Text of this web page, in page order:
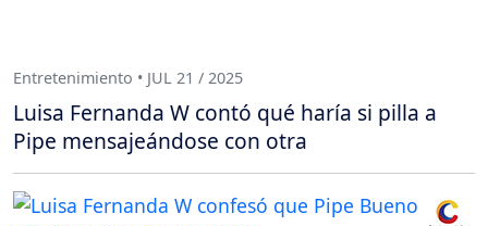
Entretenimiento • JUL 21 / 2025
Luisa Fernanda W contó qué haría si pilla a
Pipe mensajeándose con otra